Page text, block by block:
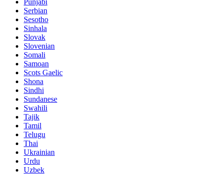
Punjabi
Serbian
Sesotho
Sinhala
Slovak
Slovenian
Somali
Samoan
Scots Gaelic
Shona
Sindhi
Sundanese
Swahili
Tajik
Tamil
Telugu
Thai
Ukrainian
Urdu
Uzbek